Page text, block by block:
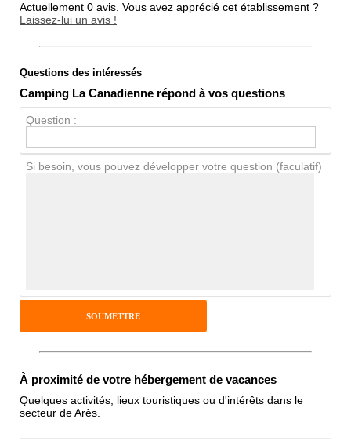
Actuellement 0 avis. Vous avez apprécié cet établissement ?
Laissez-lui un avis !
Note globale
Propreté
Antispam - Combien font 7x4 (en
chiffres) :
Questions des intéressés
Camping La Canadienne répond à vos questions
Question :
Si besoin, vous pouvez développer votre question (faculatif)
À proximité de votre hébergement de vacances
Quelques activités, lieux touristiques ou d'intérêts dans le
secteur de Arès.